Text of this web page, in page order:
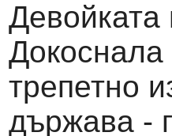
Девойката
трепетно
държава -